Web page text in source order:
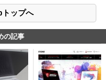
ップへ
の記事